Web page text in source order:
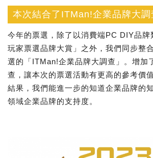
本次結合了ITMan!企業品牌大調
今年的票選，除了以消費端PC DIY品
玩家票選品牌大賞」之外，我們同步整
選的「ITMan!企業品牌大調查」。增加
查，讓本次的票選活動有更高的參考價
結果，我們能進一步的知道企業品牌的
領域企業品牌的支持度。